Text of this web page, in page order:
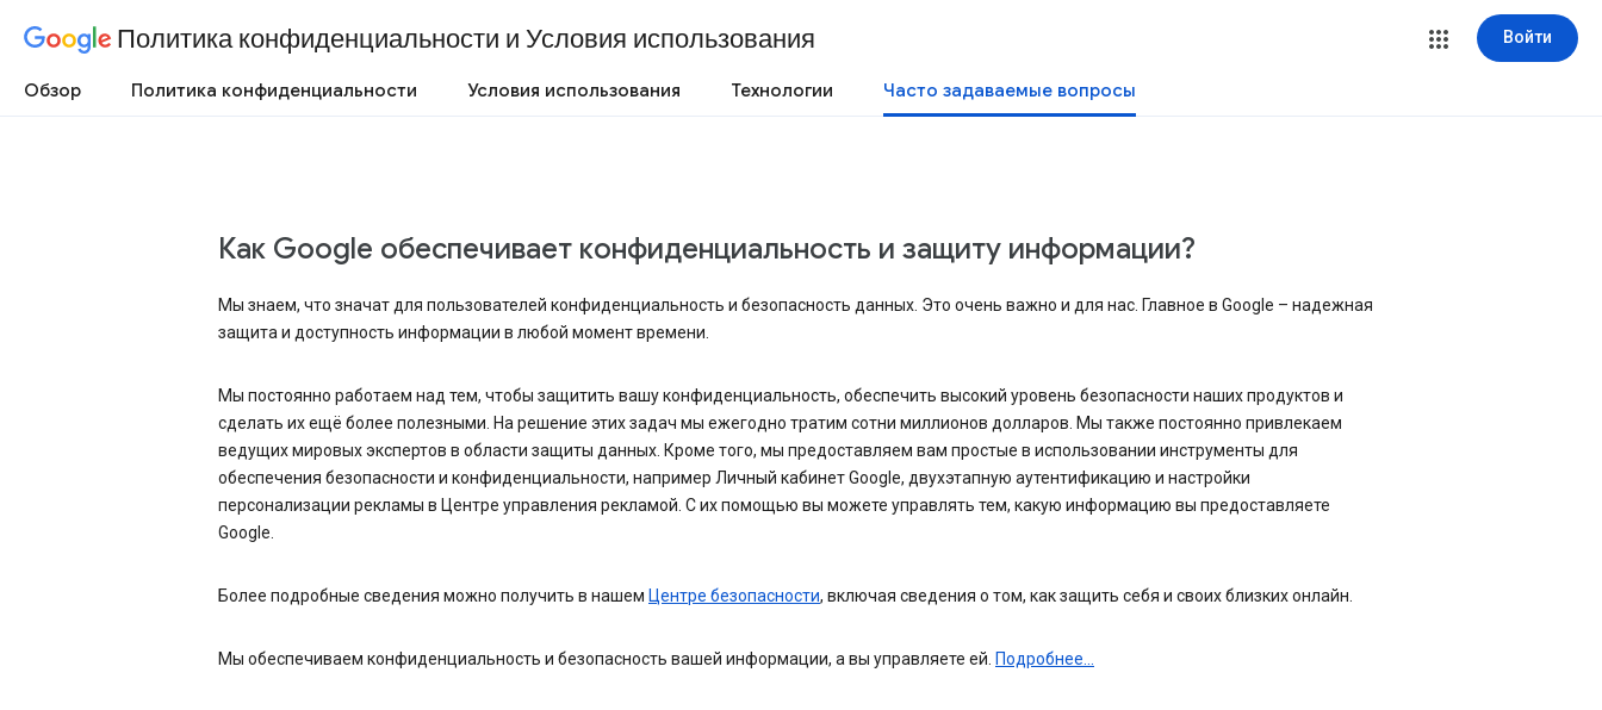
Политика конфиденциальности и Условия использования Войти
Обзор Политика конфиденциальности Условия использования Технологии Часто задаваемые вопросы
Как Google обеспечивает конфиденциальность и защиту информации?
Мы знаем, что значат для пользователей конфиденциальность и безопасность данных. Это очень важно и для нас. Главное в Google – надежная
защита и доступность информации в любой момент времени.
Мы постоянно работаем над тем, чтобы защитить вашу конфиденциальность, обеспечить высокий уровень безопасности наших продуктов и
сделать их ещё более полезными. На решение этих задач мы ежегодно тратим сотни миллионов долларов. Мы также постоянно привлекаем
ведущих мировых экспертов в области защиты данных. Кроме того, мы предоставляем вам простые в использовании инструменты для
обеспечения безопасности и конфиденциальности, например Личный кабинет Google, двухэтапную аутентификацию и настройки
персонализации рекламы в Центре управления рекламой. С их помощью вы можете управлять тем, какую информацию вы предоставляете
Google.
Более подробные сведения можно получить в нашем Центре безопасности, включая сведения о том, как защить себя и своих близких онлайн.
Мы обеспечиваем конфиденциальность и безопасность вашей информации, а вы управляете ей. Подробнее...